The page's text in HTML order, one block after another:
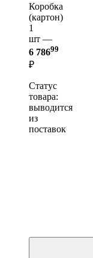
Коробка
(картон)
1
шт —
6 78699
₽
Статус
товара:
выводится
из
поставок